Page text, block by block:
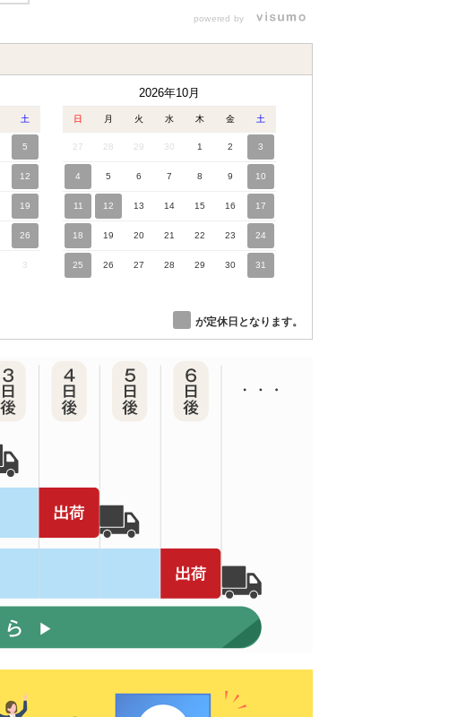
powered by
土
5
12
19
26
3
2026年10月
日 月 火 水 木 金 土
27 28 29 30 1 2 3
4 5 6 7 8 9 10
11 12 13 14 15 16 17
18 19 20 21 22 23 24
25 26 27 28 29 30 31
が定休日となります。